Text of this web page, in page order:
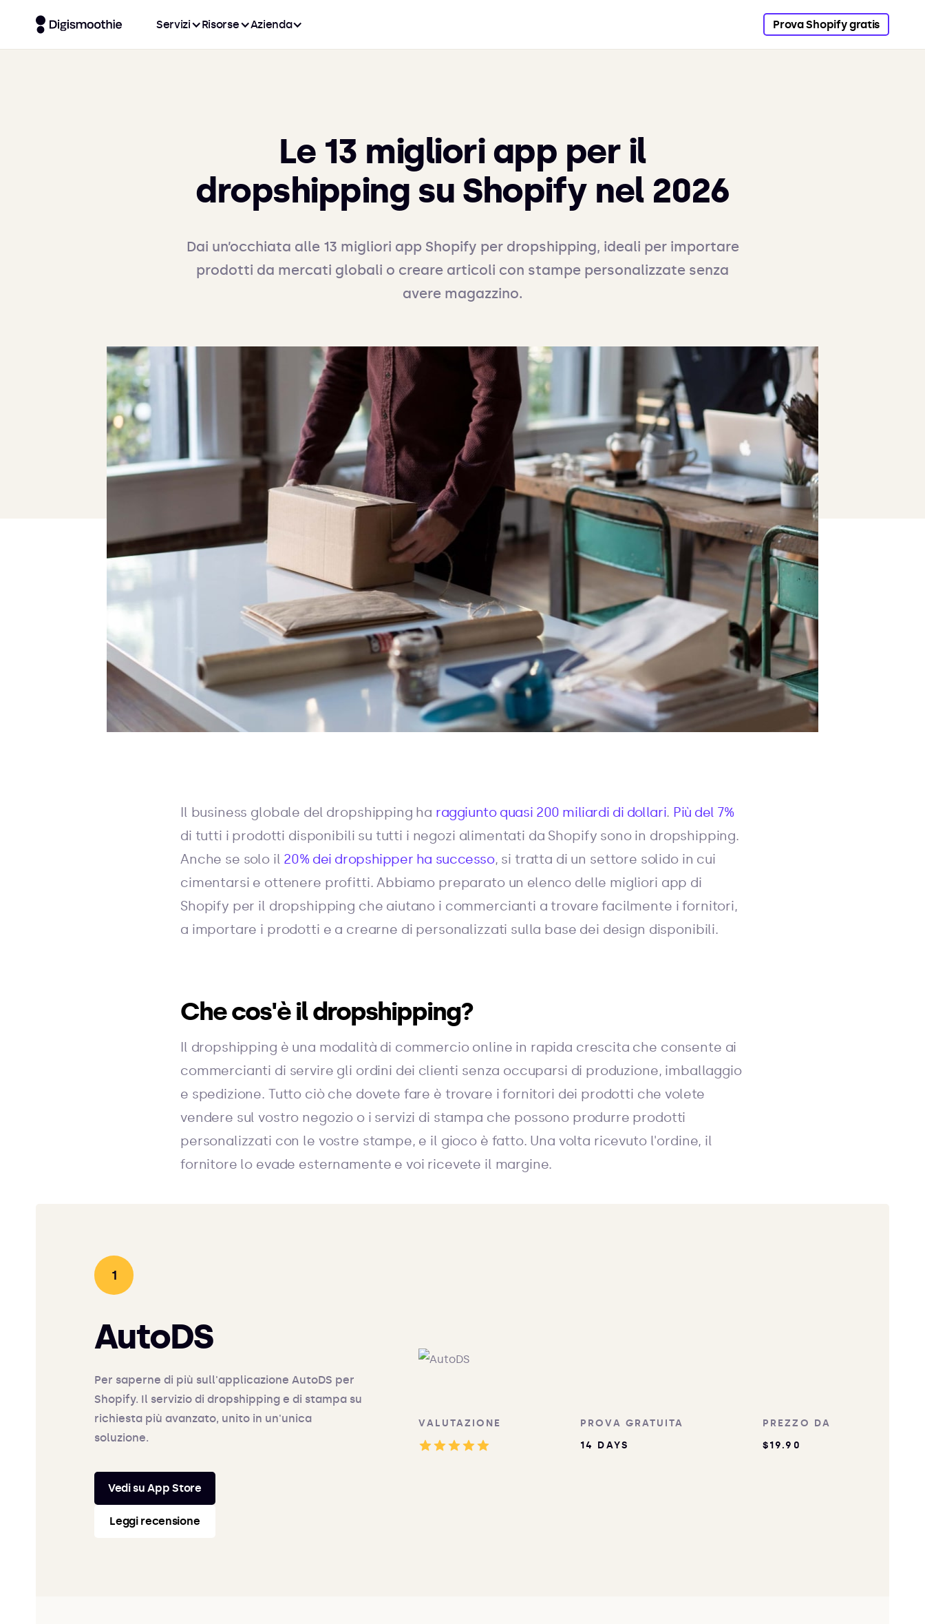
Servizi Risorse Azienda Prova Shopify gratis
Le 13 migliori app per il
dropshipping su Shopify nel 2026
Dai un’occhiata alle 13 migliori app Shopify per dropshipping, ideali per importare
prodotti da mercati globali o creare articoli con stampe personalizzate senza
avere magazzino.
Il business globale del dropshipping ha raggiunto quasi 200 miliardi di dollari. Più del 7%
di tutti i prodotti disponibili su tutti i negozi alimentati da Shopify sono in dropshipping.
Anche se solo il 20% dei dropshipper ha successo, si tratta di un settore solido in cui
cimentarsi e ottenere profitti. Abbiamo preparato un elenco delle migliori app di
Shopify per il dropshipping che aiutano i commercianti a trovare facilmente i fornitori,
a importare i prodotti e a crearne di personalizzati sulla base dei design disponibili.
Che cos'è il dropshipping?
Il dropshipping è una modalità di commercio online in rapida crescita che consente ai
commercianti di servire gli ordini dei clienti senza occuparsi di produzione, imballaggio
e spedizione. Tutto ciò che dovete fare è trovare i fornitori dei prodotti che volete
vendere sul vostro negozio o i servizi di stampa che possono produrre prodotti
personalizzati con le vostre stampe, e il gioco è fatto. Una volta ricevuto l'ordine, il
fornitore lo evade esternamente e voi ricevete il margine.
AutoDS
Per saperne di più sull'applicazione AutoDS per
Shopify. Il servizio di dropshipping e di stampa su
richiesta più avanzato, unito in un'unica
soluzione.
Vedi su App Store
Leggi recensione
VALUTAZIONE
PROVA GRATUITA
14 DAYS
PREZZO DA
$19.90